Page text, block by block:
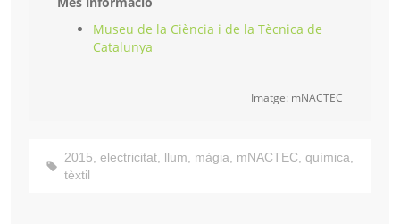
Museu de la Ciència i de la Tècnica de
Catalunya
Imatge: mNACTEC
2015, electricitat, llum, màgia, mNACTEC, química,
tèxtil